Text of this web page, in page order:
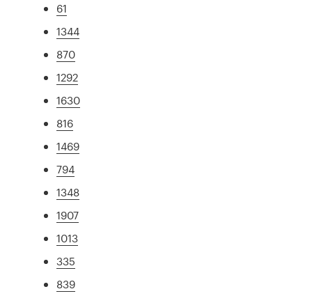
61
1344
870
1292
1630
816
1469
794
1348
1907
1013
335
839